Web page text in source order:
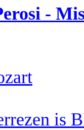
-
is